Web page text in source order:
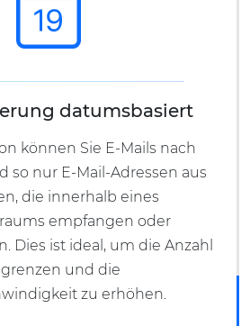
datumsbasiert
können Sie E-Mails nach
so nur E-Mail-Adressen aus
die innerhalb eines
empfangen oder
Dies ist ideal, um die Anzahl
und die
zu erhöhen.